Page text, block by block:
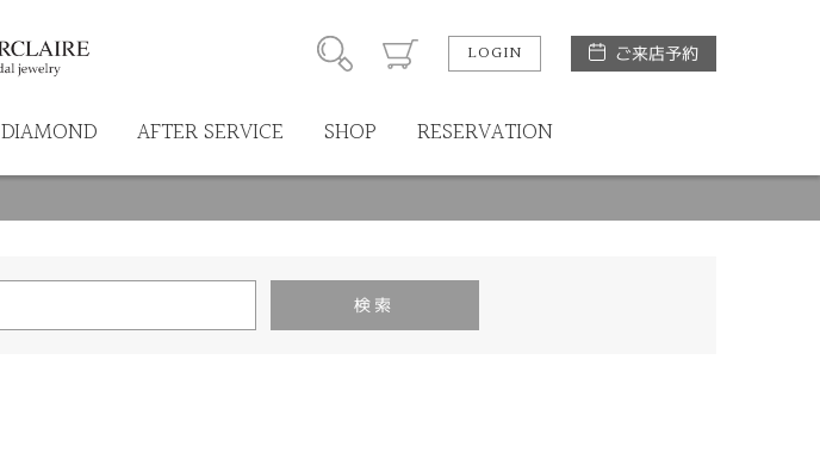
LOGIN ご来店予約
DIAMOND AFTER SERVICE SHOP RESERVATION